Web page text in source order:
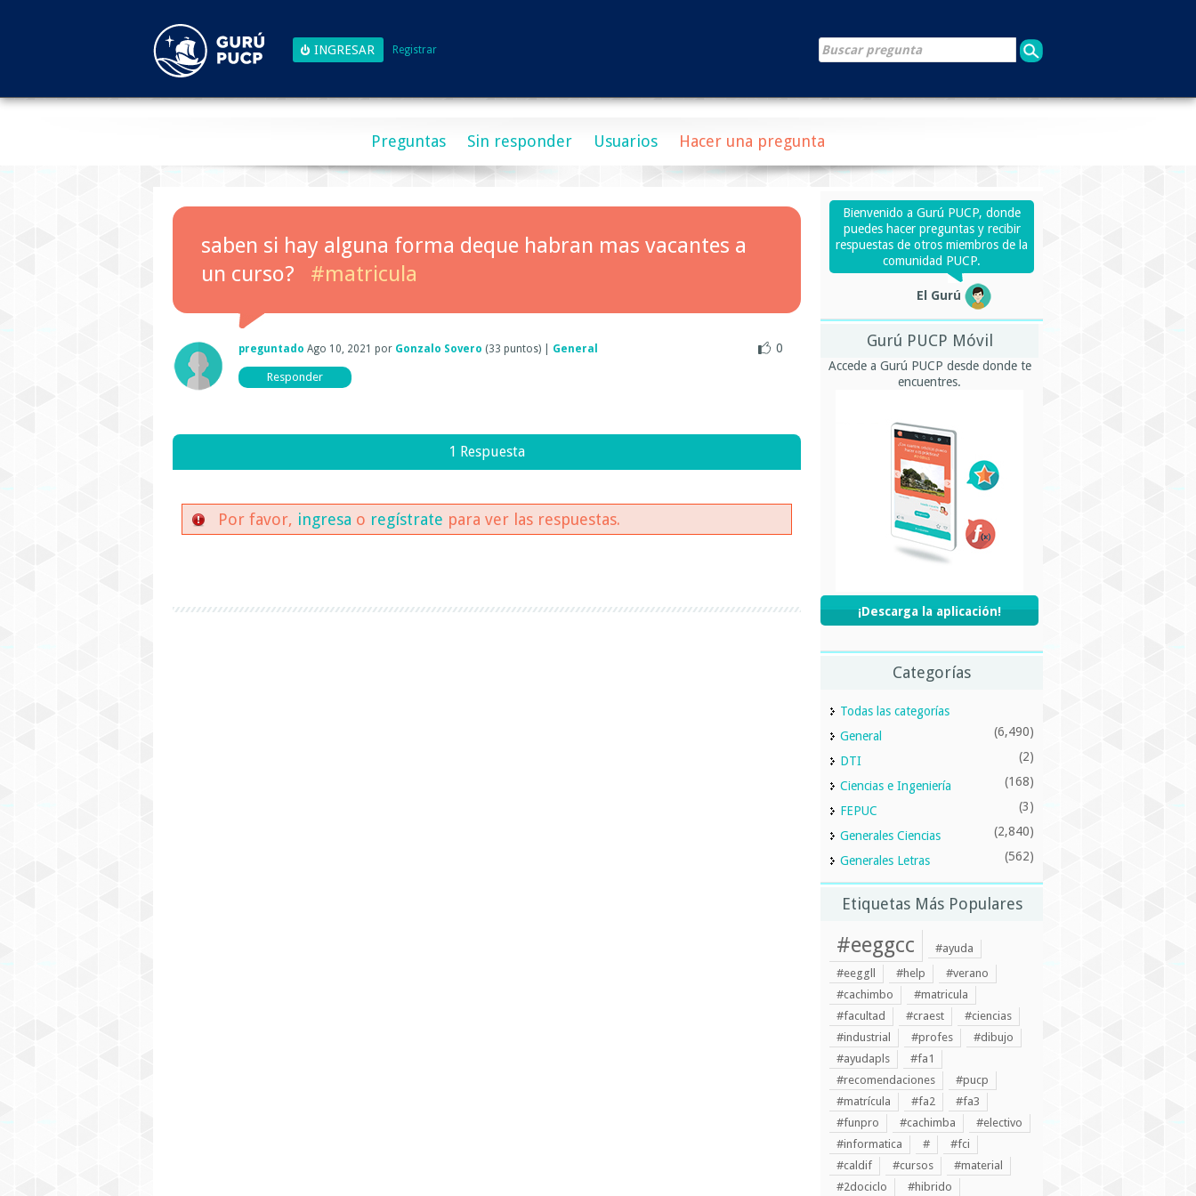
Registrar
Preguntas Sin responder Usuarios Hacer una pregunta
saben si hay alguna forma deque habran mas vacantes a
un curso?
#matricula
0
preguntado Ago 10, 2021 por Gonzalo Sovero (33 puntos) General
1 Respuesta
Por favor, ingresa o regístrate para ver las respuestas.
Bienvenido a Gurú PUCP, donde
puedes hacer preguntas y recibir
respuestas de otros miembros de la
comunidad PUCP.
El Gurú
Gurú PUCP Móvil
Accede a Gurú PUCP desde donde te
encuentres.
¡Descarga la aplicación!
Categorías
Todas las categorías
General
(6,490)
DTI (2)
Ciencias e Ingeniería (168)
FEPUC (3)
Generales Ciencias (2,840)
Generales Letras (562)
Etiquetas Más Populares
#eeggcc
#ayuda
#eeggll
#help
#verano
#cachimbo
#matricula
#facultad
#craest
#ciencias
#industrial
#profes
#dibujo
#ayudapls
#fa1
#recomendaciones
#pucp
#matrícula
#fa2
#fa3
#funpro
#cachimba
#electivo
#informatica
#
#fci
#caldif
#cursos
#material
#2dociclo
#hibrido